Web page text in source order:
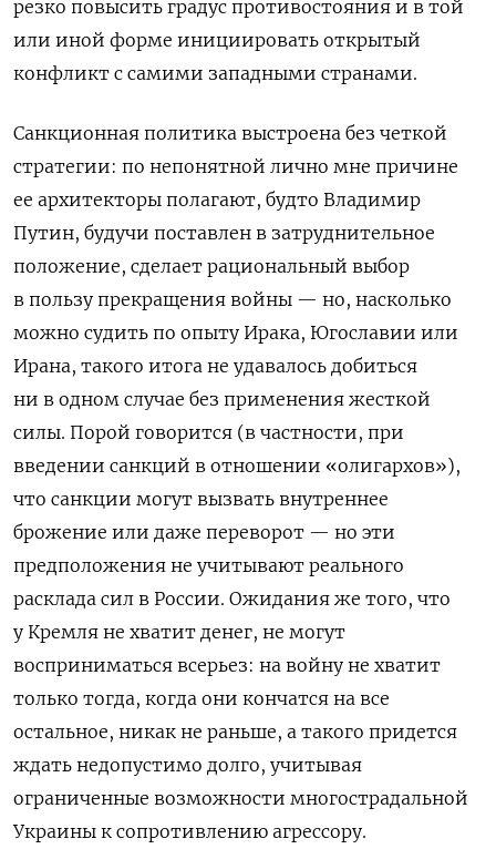
резко повысить градус противостояния и в той
или иной форме инициировать открытый
конфликт с самими западными странами.
Санкционная политика выстроена без четкой
стратегии: по непонятной лично мне причине
ее архитекторы полагают, будто Владимир
Путин, будучи поставлен в затруднительное
положение, сделает рациональный выбор
в пользу прекращения войны — но, насколько
можно судить по опыту Ирака, Югославии или
Ирана, такого итога не удавалось добиться
ни в одном случае без применения жесткой
силы. Порой говорится (в частности, при
введении санкций в отношении «олигархов»),
что санкции могут вызвать внутреннее
брожение или даже переворот — но эти
предположения не учитывают реального
расклада сил в России. Ожидания же того, что
у Кремля не хватит денег, не могут
восприниматься всерьез: на войну не хватит
только тогда, когда они кончатся на все
остальное, никак не раньше, а такого придется
ждать недопустимо долго, учитывая
ограниченные возможности многострадальной
Украины к сопротивлению агрессору.